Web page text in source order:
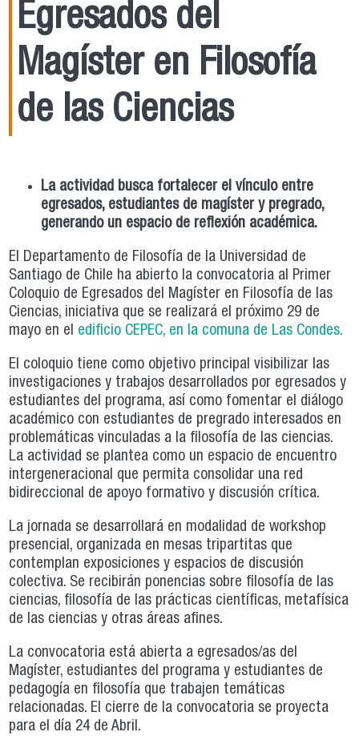
Egresados del
Magíster en Filosofía
de las Ciencias
La actividad busca fortalecer el vínculo entre
egresados, estudiantes de magíster y pregrado,
generando un espacio de reflexión académica.
El Departamento de Filosofía de la Universidad de
Santiago de Chile ha abierto la convocatoria al Primer
Coloquio de Egresados del Magíster en Filosofía de las
Ciencias, iniciativa que se realizará el próximo 29 de
mayo en el edificio CEPEC, en la comuna de Las Condes.
El coloquio tiene como objetivo principal visibilizar las
investigaciones y trabajos desarrollados por egresados y
estudiantes del programa, así como fomentar el diálogo
académico con estudiantes de pregrado interesados en
problemáticas vinculadas a la filosofía de las ciencias.
La actividad se plantea como un espacio de encuentro
intergeneracional que permita consolidar una red
bidireccional de apoyo formativo y discusión crítica.
La jornada se desarrollará en modalidad de workshop
presencial, organizada en mesas tripartitas que
contemplan exposiciones y espacios de discusión
colectiva. Se recibirán ponencias sobre filosofía de las
ciencias, filosofía de las prácticas científicas, metafísica
de las ciencias y otras áreas afines.
La convocatoria está abierta a egresados/as del
Magíster, estudiantes del programa y estudiantes de
pedagogía en filosofía que trabajen temáticas
relacionadas. El cierre de la convocatoria se proyecta
para el día 24 de Abril.